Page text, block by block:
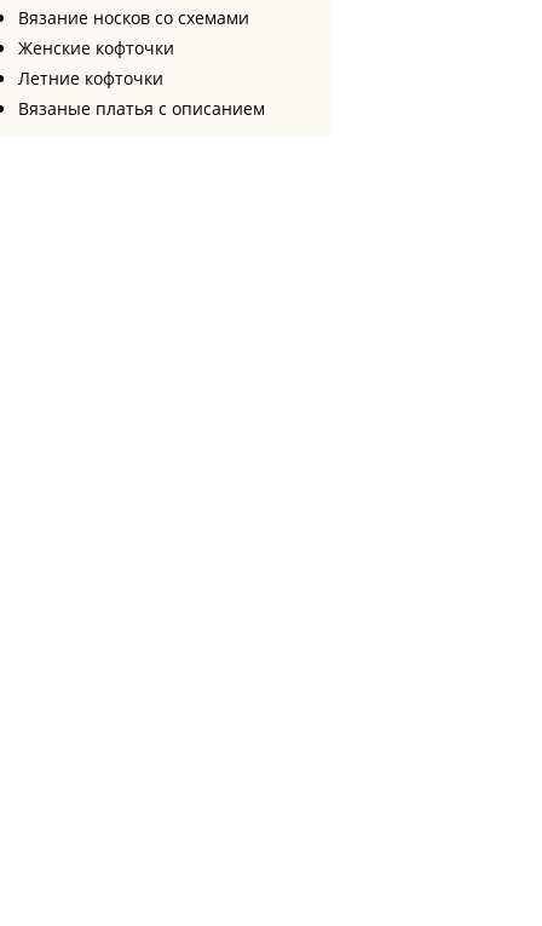
Вязание носков со схемами
Женские кофточки
Летние кофточки
Вязаные платья с описанием